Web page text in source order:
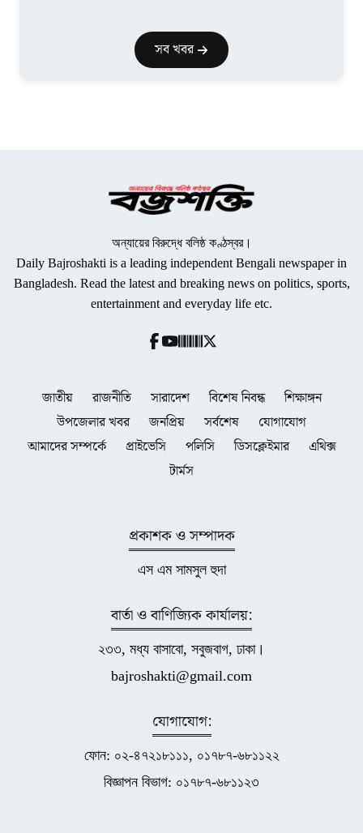
সব খবর
অন্যায়ের বিরুদ্ধে বলিষ্ঠ কণ্ঠস্বর।
Daily Bajroshakti is a leading independent Bengali newspaper in
Bangladesh. Read the latest and breaking news on politics, sports,
entertainment and everyday life etc.
জাতীয় রাজনীতি সারাদেশ বিশেষ নিবন্ধ
শিক্ষাঙ্গন
উপজেলার খবর
জনপ্রিয় সর্বশেষ
যোগাযোগ
আমাদের সম্পর্কে
প্রাইভেসি পলিসি ডিসক্লেইমার
এথিক্স
টার্মস
প্রকাশক ও সম্পাদক
এস এম সামসুল হুদা
বার্তা ও বাণিজ্যিক কার্যালয়:
২৩৩, মধ্য বাসাবো, সবুজবাগ, ঢাকা।
bajroshakti@gmail.com
যোগাযোগ:
ফোন: ০২-৪৭২১৮১১১, ০১৭৮৭-৬৮১১২২
বিজ্ঞাপন বিভাগ: ০১৭৮৭-৬৮১১২৩